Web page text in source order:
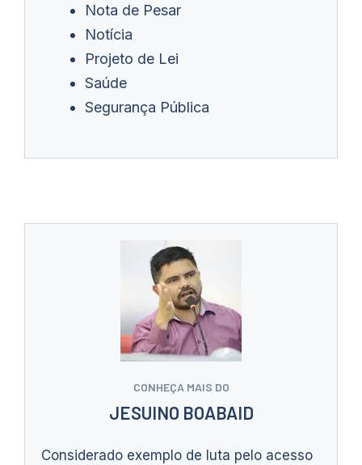
Nota de Pesar
Notícia
Projeto de Lei
Saúde
Segurança Pública
CONHEÇA MAIS DO
JESUINO BOABAID
Considerado exemplo de luta pelo acesso